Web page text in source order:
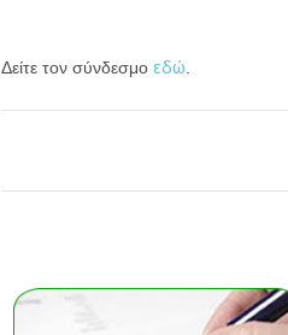
Δείτε τον σύνδεσμο εδώ